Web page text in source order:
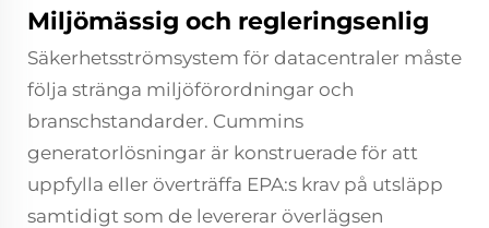
Miljömässig och regleringsenlig
Säkerhetsströmsystem för datacentraler måste
följa stränga miljöförordningar och
branschstandarder. Cummins
generatorlösningar är konstruerade för att
uppfylla eller överträffa EPA:s krav på utsläpp
samtidigt som de levererar överlägsen